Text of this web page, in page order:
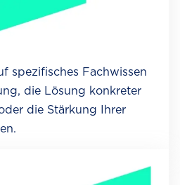
spezifisches Fachwissen
die Lösung konkreter
die Stärkung Ihrer